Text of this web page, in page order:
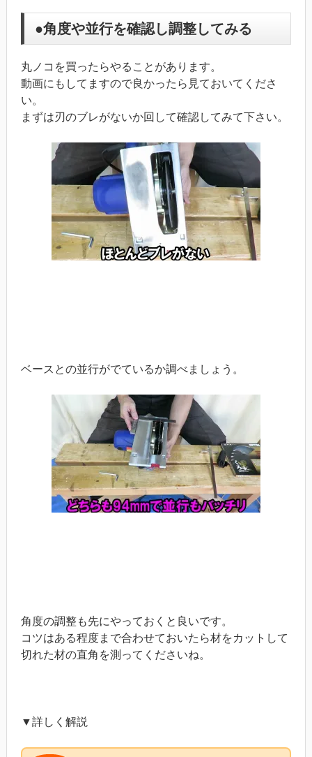
●角度や並行を確認し調整してみる
丸ノコを買ったらやることがあります。
動画にもしてますので良かったら見ておいてくださ
い。
まずは刃のブレがないか回して確認してみて下さい。
ベースとの並行がでているか調べましょう。
角度の調整も先にやっておくと良いです。
コツはある程度まで合わせておいたら材をカットして
切れた材の直角を測ってくださいね。
▼詳しく解説